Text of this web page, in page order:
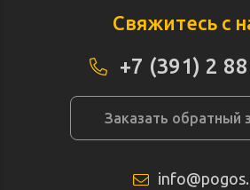
Свяжитесь с
+7 (391) 2
Заказать обратный